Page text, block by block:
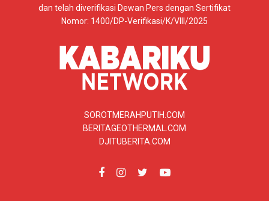
dan telah diverifikasi Dewan Pers dengan Sertifikat
Nomor: 1400/DP-Verifikasi/K/VIII/2025
SOROTMERAHPUTIH.COM
BERITAGEOTHERMAL.COM
DJITUBERITA.COM